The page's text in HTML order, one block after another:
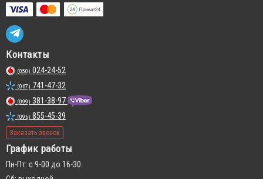
Контакты
(050) 024-24-52
(067) 741-47-32
(099) 381-38-97
(096) 855-45-39
Заказать звонок
График работы
Пн-Пт: с 9-00 до 16-30